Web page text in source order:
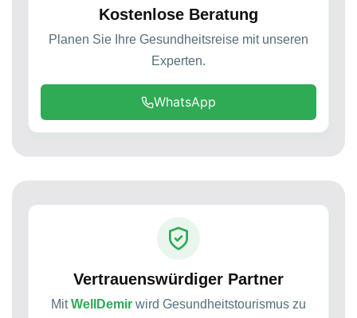
Kostenlose Beratung
Planen Sie Ihre Gesundheitsreise mit unseren
Experten.
WhatsApp
Vertrauenswürdiger Partner
MitWellDemir wird Gesundheitstourismus zu